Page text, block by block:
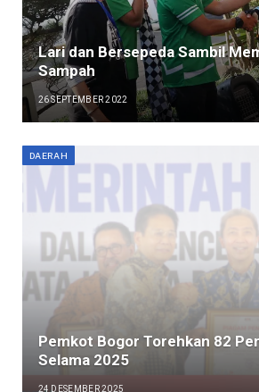
Lari dan Bersepeda Sambil
Sampah
26 SEPTEMBER 2022
DAERAH
Pemkot Bogor Torehkan 82
Selama 2025
24 DESEMBER 2025